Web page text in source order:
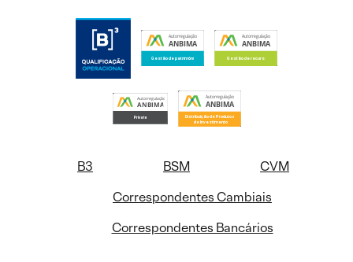
B3 BSM
CVM
Correspondentes Cambiais
Correspondentes Bancários